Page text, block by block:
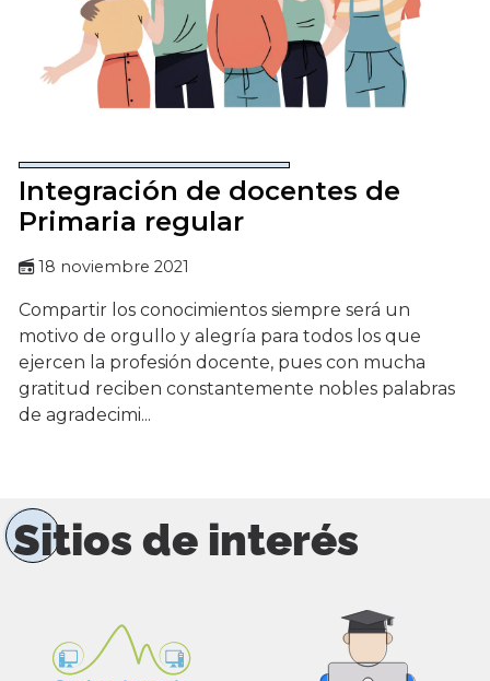
Integración de docentes de
Primaria regular
18 noviembre 2021
Compartir los conocimientos siempre será un
motivo de orgullo y alegría para todos los que
ejercen la profesión docente, pues con mucha
gratitud reciben constantemente nobles palabras
de agradecimi...
Sitios de interés